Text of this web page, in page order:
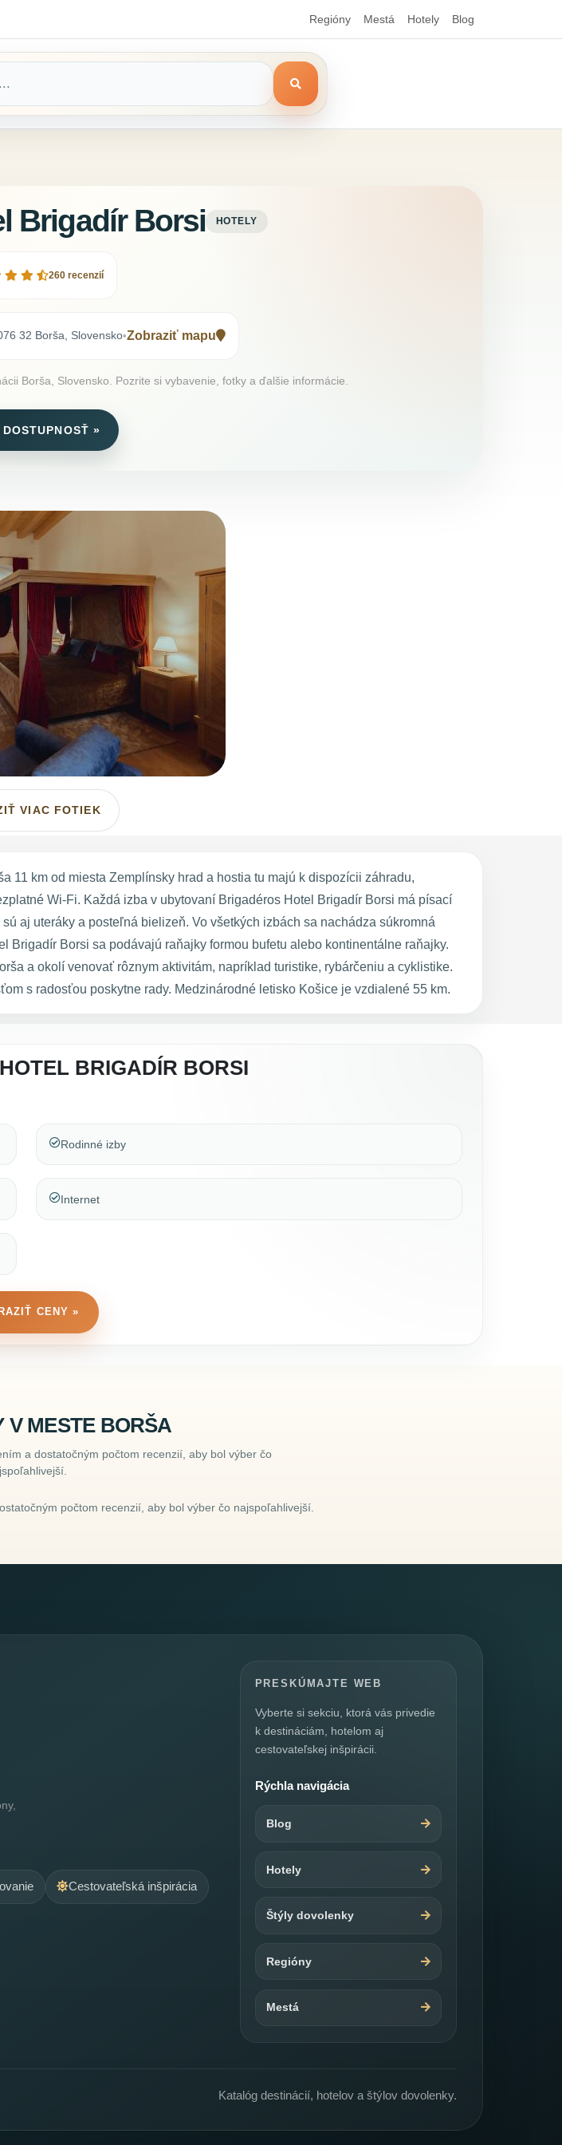
Regióny Mestá Hotely Blog
Brigadír Borsi HOTELY
260 recenzií
32 Borša, Slovensko•Zobraziť mapu
Borša, Slovensko. Pozrite si vybavenie, fotky a ďalšie informácie.
»
VIAC FOTIEK
11 km od miesta Zemplínsky hrad a hostia tu majú k dispozícii záhradu,
Wi-Fi. Každá izba v ubytovaní Brigadéros Hotel Brigadír Borsi má písací
aj uteráky a posteľná bielizeň. Vo všetkých izbách sa nachádza súkromná
Borsi sa podávajú raňajky formou bufetu alebo kontinentálne raňajky.
a okolí venovať rôznym aktivitám, napríklad turistike, rybárčeniu a cyklistike.
s radosťou poskytne rady. Medzinárodné letisko Košice je vzdialené 55 km.
BRIGADÍR BORSI
Rodinné izby
Internet
CENY »
V MESTE BORŠA
a dostatočným počtom recenzií, aby bol výber čo
počtom recenzií, aby bol výber čo najspoľahlivejší.
Cestovateľská inšpirácia
PRESKÚMAJTE WEB
Vyberte si sekciu, ktorá vás privedie
k destináciám, hotelom aj
cestovateľskej inšpirácii.
Rýchla navigácia
Blog
Hotely
Štýly dovolenky
Regióny
Mestá
Katalóg destinácií, hotelov a štýlov dovolenky.